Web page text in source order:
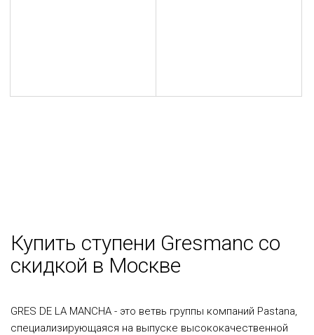
Купить ступени Gresmanc со
скидкой в Москве
GRES DE LA MANCHA - это ветвь группы компаний Pastana,
специализирующаяся на выпуске высококачественной